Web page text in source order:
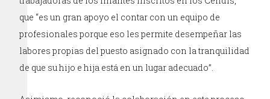
que “es un gran apoyo el contar con un equipo de
profesionales porque eso les permite desempeñar las
labores propias del puesto asignado con la tranquilidad
de que su hijo e hija está en un lugar adecuado”.